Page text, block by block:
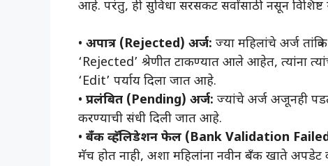
आहे. परंतु, ही सुविधा सरसकट सर्वांसाठी नसून
• ​ अपात्र (Rejected) अर्ज: ज्या महिलांचे अर्ज
‘Rejected’ श्रेणीत टाकण्यात आले आहेत, त्यांना
‘Edit’ पर्याय दिला जात आहे.
• ​ प्रलंबित (Pending) अर्ज: ज्यांचे अर्ज अजूनही
करण्याची संधी दिली जात आहे.
• ​ बँक व्हॅलिडेशन फेल (Bank Validation
मॅच होत नाही, अशा महिलांना नवीन बँक खाते अपडेट